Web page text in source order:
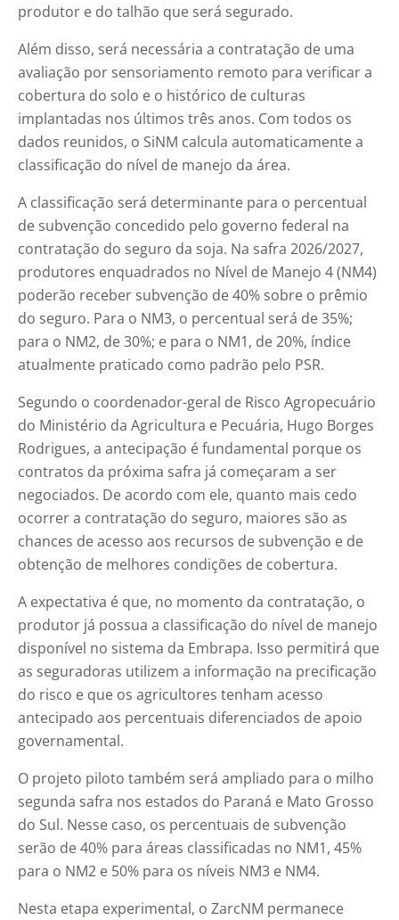
produtor e do talhão que será segurado.
Além disso, será necessária a contratação de uma
avaliação por sensoriamento remoto para verificar a
cobertura do solo e o histórico de culturas
implantadas nos últimos três anos. Com todos os
dados reunidos, o SiNM calcula automaticamente a
classificação do nível de manejo da área.
A classificação será determinante para o percentual
de subvenção concedido pelo governo federal na
contratação do seguro da soja. Na safra 2026/2027,
produtores enquadrados no Nível de Manejo 4 (NM4)
poderão receber subvenção de 40% sobre o prêmio
do seguro. Para o NM3, o percentual será de 35%;
para o NM2, de 30%; e para o NM1, de 20%, índice
atualmente praticado como padrão pelo PSR.
Segundo o coordenador-geral de Risco Agropecuário
do Ministério da Agricultura e Pecuária, Hugo Borges
Rodrigues, a antecipação é fundamental porque os
contratos da próxima safra já começaram a ser
negociados. De acordo com ele, quanto mais cedo
ocorrer a contratação do seguro, maiores são as
chances de acesso aos recursos de subvenção e de
obtenção de melhores condições de cobertura.
A expectativa é que, no momento da contratação, o
produtor já possua a classificação do nível de manejo
disponível no sistema da Embrapa. Isso permitirá que
as seguradoras utilizem a informação na precificação
do risco e que os agricultores tenham acesso
antecipado aos percentuais diferenciados de apoio
governamental.
O projeto piloto também será ampliado para o milho
segunda safra nos estados do Paraná e Mato Grosso
do Sul. Nesse caso, os percentuais de subvenção
serão de 40% para áreas classificadas no NM1, 45%
para o NM2 e 50% para os níveis NM3 e NM4.
Nesta etapa experimental, o ZarcNM permanece